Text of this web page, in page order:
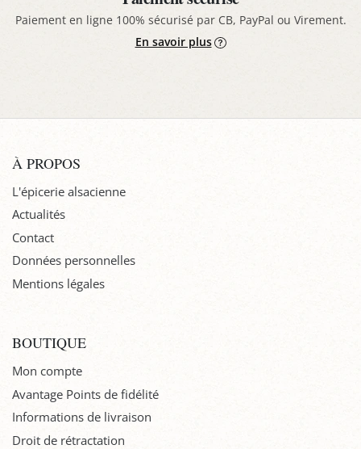
Paiement en ligne 100% sécurisé par CB, PayPal ou Virement.
En savoir plus
À PROPOS
L'épicerie alsacienne
Actualités
Contact
Données personnelles
Mentions légales
BOUTIQUE
Mon compte
Avantage Points de fidélité
Informations de livraison
Droit de rétractation